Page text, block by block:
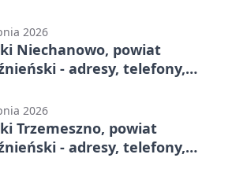
2026
Niechanowo, powiat
- adresy, telefony,
2026
Trzemeszno, powiat
- adresy, telefony,